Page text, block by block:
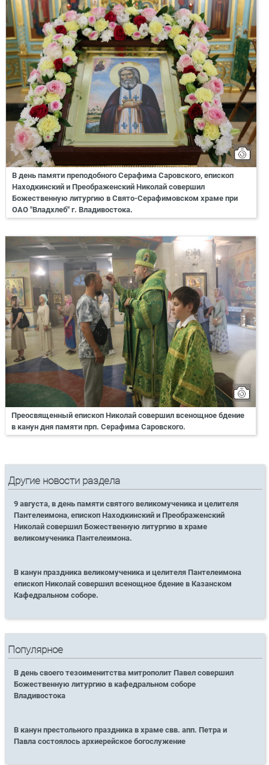
В день памяти преподобного Серафима Саровского, епископ
Находкинский и Преображенский Николай совершил
Божественную литургию в Свято-Серафимовском храме при
ОАО "Владхлеб" г. Владивостока.
Преосвященный епископ Николай совершил всенощное бдение
в канун дня памяти прп. Серафима Саровского.
Другие новости раздела
9 августа, в день памяти святого великомученика и целителя
Пантелеимона, епископ Находкинский и Преображенский
Николай совершил Божественную литургию в храме
великомученика Пантелеимона.
В канун праздника великомученика и целителя Пантелеимона
епископ Николай совершил всенощное бдение в Казанском
Кафедральном соборе.
Популярное
В день своего тезоименитства митрополит Павел совершил
Божественную литургию в кафедральном соборе
Владивостока
В канун престольного праздника в храме свв. апп. Петра и
Павла состоялось архиерейское богослужение